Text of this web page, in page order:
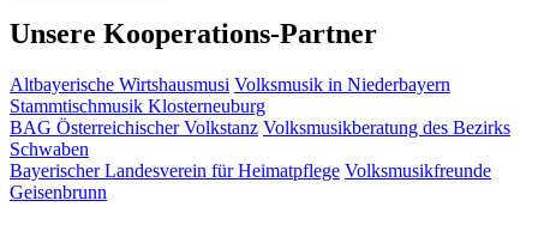
Unsere Kooperations-Partner
Altbayerische Wirtshausmusi Volksmusik in Niederbayern
Stammtischmusik Klosterneuburg
BAG Österreichischer Volkstanz Volksmusikberatung des Bezirks
Schwaben
Bayerischer Landesverein für Heimatpflege Volksmusikfreunde
Geisenbrunn